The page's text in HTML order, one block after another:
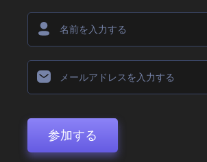
参加する